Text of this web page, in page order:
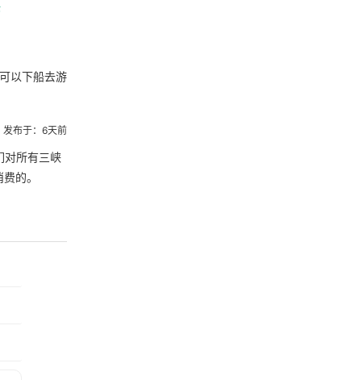
以下船去游
发布于：6天前
对所有三峡
的。